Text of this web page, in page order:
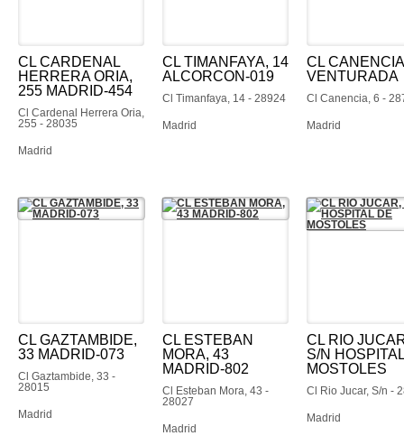
CL CARDENAL
HERRERA ORIA,
255 MADRID-454
Cl Cardenal Herrera Oria,
255 - 28035
Madrid
CL TIMANFAYA, 14
ALCORCON-019
Cl Timanfaya, 14 - 28924
Madrid
CL
VENTURADA
Cl Canencia, 6 -
Madrid
CL GAZTAMBIDE,
33 MADRID-073
Cl Gaztambide, 33 -
28015
Madrid
CL ESTEBAN
MORA, 43
MADRID-802
Cl Esteban Mora, 43 -
28027
Madrid
CL RIO
S/N
MOSTOLES
Cl Rio Jucar, S/n -
Madrid